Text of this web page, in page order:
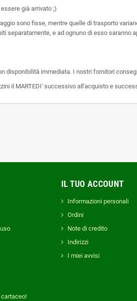
già arrivato ;)
sono fisse, mentre quelle di trasporto
separatamente, e ad ognuno di esso saranno
disponibilità immediata. I nostri fornitori
il MARTEDI' successivo all'acquisto e
cartaceo!
IL TUO ACCOUNT
Informazioni personali
Ordini
Note di credito
Indirizzi
I miei avvisi